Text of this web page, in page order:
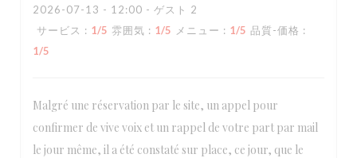
2026-07-13 - 12:00 - ゲスト 2
サービス : 1/5 雰囲気 : 1/5 メニュー : 1/5 品質-価格 :
1/5
Malgré une réservation par le site, un appel pour
confirmer de vive voix et un rappel de votre part par mail
le jour même, il a été constaté sur place, ce jour, que le